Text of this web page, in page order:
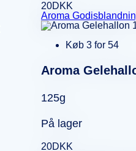
20DKK
Aroma
Køb 3 for 54
Aroma
125g
På lager
20DKK